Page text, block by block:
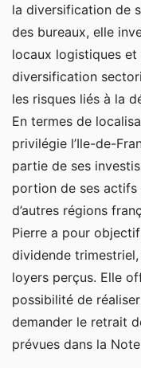
la diversification de
des bureaux, elle
locaux logistiques
diversification
les risques liés à la
En termes de
privilégie l’Ile-de-
partie de ses
portion de ses
d’autres régions
Pierre a pour
dividende
loyers perçus. Elle
possibilité de
demander le retrait
prévues dans la